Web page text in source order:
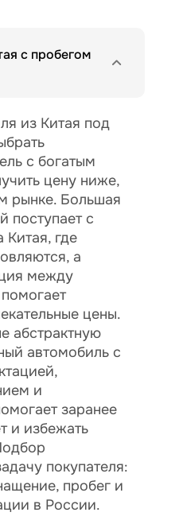
с пробегом
из Китая под
с богатым
цену ниже,
рынке. Большая
поступает с
Китая, где
а
между
цены.
абстрактную
автомобиль с
и
заранее
и избежать
покупателя:
пробег и
в России.